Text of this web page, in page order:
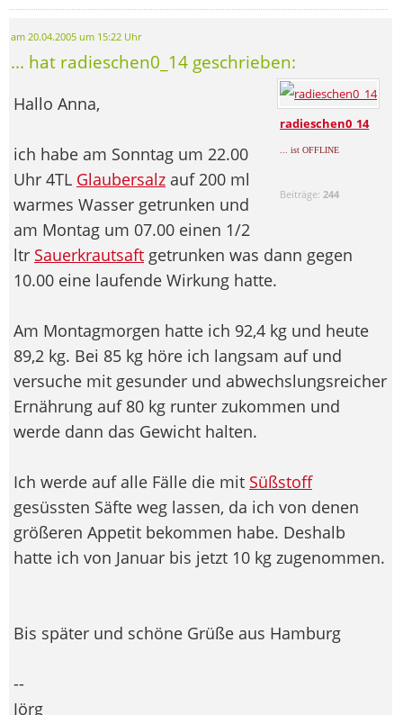
am 20.04.2005 um 15:22 Uhr
... hat radieschen0_14 geschrieben:
radieschen0_14
... ist OFFLINE
Beiträge: 244
Hallo Anna,
ich habe am Sonntag um 22.00
Uhr 4TL Glaubersalz auf 200 ml
warmes Wasser getrunken und
am Montag um 07.00 einen 1/2
ltr Sauerkrautsaft getrunken was dann gegen
10.00 eine laufende Wirkung hatte.
Am Montagmorgen hatte ich 92,4 kg und heute
89,2 kg. Bei 85 kg höre ich langsam auf und
versuche mit gesunder und abwechslungsreicher
Ernährung auf 80 kg runter zukommen und
werde dann das Gewicht halten.
Ich werde auf alle Fälle die mit Süßstoff
gesüssten Säfte weg lassen, da ich von denen
größeren Appetit bekommen habe. Deshalb
hatte ich von Januar bis jetzt 10 kg zugenommen.
Bis später und schöne Grüße aus Hamburg
--
Jörg